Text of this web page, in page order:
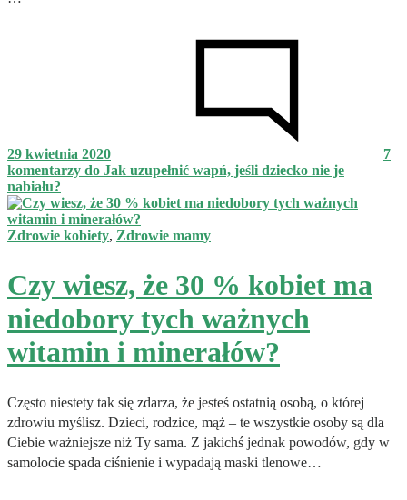
29 kwietnia 2020
7
komentarzy do Jak uzupełnić wapń, jeśli dziecko nie je
nabiału?
Zdrowie kobiety, Zdrowie mamy
Czy wiesz, że 30 % kobiet ma
niedobory tych ważnych
witamin i minerałów?
Często niestety tak się zdarza, że jesteś ostatnią osobą, o której
zdrowiu myślisz. Dzieci, rodzice, mąż – te wszystkie osoby są dla
Ciebie ważniejsze niż Ty sama. Z jakichś jednak powodów, gdy w
samolocie spada ciśnienie i wypadają maski tlenowe…